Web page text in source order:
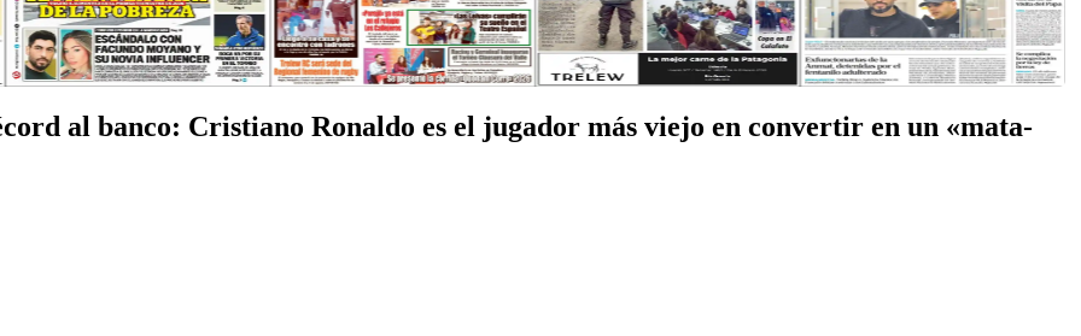
al banco: Cristiano Ronaldo es el jugador más viejo en convertir en un «mata-